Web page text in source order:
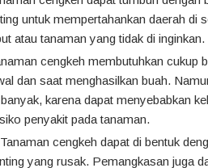
untuk mempertahankan daerah di
atau tanaman yang tidak di inginkan.
cengkeh membutuhkan cukup
dan saat menghasilkan buah.
karena dapat menyebabkan
penyakit pada tanaman.
cengkeh dapat di bentuk
yang rusak. Pemangkasan juga